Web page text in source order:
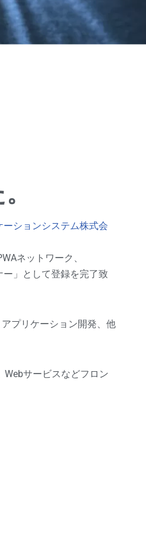
ションシステム株式会
ネットワーク、
」として登録を完了致
プリケーション開発、他
サービスなどフロン